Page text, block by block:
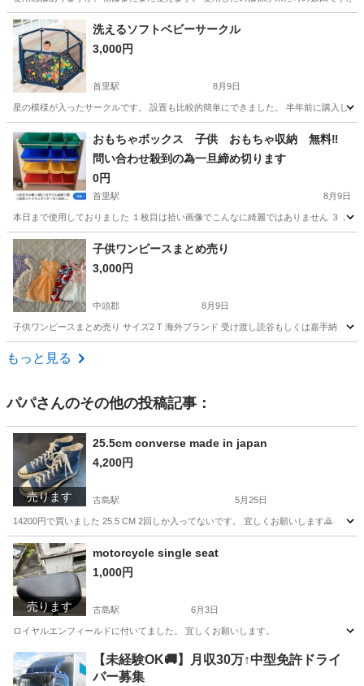
沖縄 糸満市 赤嶺駅 ベビー用品
洗えるソフトベビーサークル
3,000円
首里駅 8月9日
星の模様が入ったサークルです。 設置も比較的簡単にできました。 半年前に購入し
沖縄 島尻郡 首里駅 ベビー用品
おもちゃボックス 子供 おもちゃ収納 無料‼️
問い合わせ殺到の為一旦締め切ります
0円
首里駅 8月9日
本日まで使用しておりました １枚目は拾い画像でこんなに綺麗ではありません ３，
沖縄 南城市 首里駅 子供用品
子供ワンピースまとめ売り
3,000円
中頭郡 8月9日
子供ワンピースまとめ売り サイズ2 T 海外ブランド 受け渡し読谷もしくは嘉手納
沖縄 中頭郡
もっと見る
パパさんのその他の投稿記事：
売ります
25.5cm converse made in japan
4,200円
古島駅 5月25日
14200円で買いました 25.5 CM 2回しか入ってないです。 宜しくお願いします🙇
沖縄 浦添市
売ります
motorcycle single seat
1,000円
古島駅 6月3日
ロイヤルエンフィールドに付いてました。 宜しくお願いします。
沖縄 浦添市 古島駅 その他 ロイヤルエンフィールド
【未経験OK🚚】月収30万↑中型免許ドライ
バー募集